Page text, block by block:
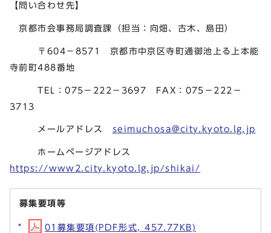
【問い合わせ先】
京都市会事務局調査課（担当：向畑、古木、島田）
〒604－8571 京都市中京区寺町通御池上る上本能
寺前町488番地
TEL：075－222－3697 FAX：075－222－
3713
メールアドレス seimuchosa@city.kyoto.lg.jp
ホームページアドレス
https://www2.city.kyoto.lg.jp/shikai/
募集要項等
01募集要項(PDF形式, 457.77KB)